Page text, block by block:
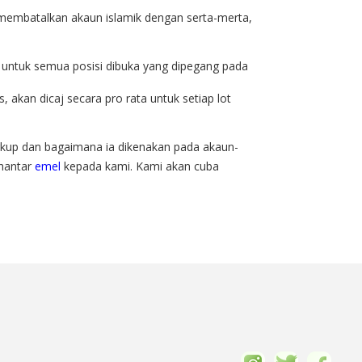
akaun islamik dengan serta-merta,
semua posisi dibuka yang dipegang pada
akan dicaj secara pro rata untuk setiap lot
dan bagaimana ia dikenakan pada akaun-
emel kepada kami. Kami akan cuba